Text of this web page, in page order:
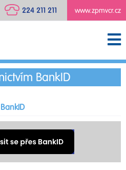
www.zpmvcr.cz
224 211 211
BankID